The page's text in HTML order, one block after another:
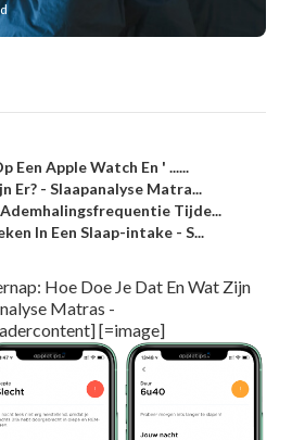
Een Apple Watch En ' ......
Er? - Slaapanalyse Matra...
Tijde...
In Een Slaap-intake - S...
Hoe Doe Je Dat En Wat Zijn
Matras -
[=image]